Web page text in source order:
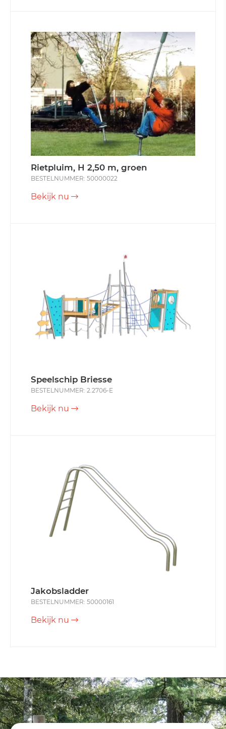
Rietpluim, H 2,50 m, groen
BESTELNUMMER: 50000022
Bekijk nu
Speelschip Briesse
BESTELNUMMER: 2.2706-E
Bekijk nu
Jakobsladder
BESTELNUMMER: 50000161
Bekijk nu